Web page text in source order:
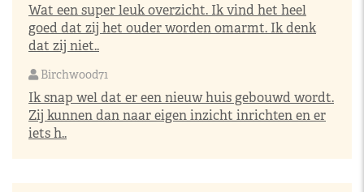
Wat een super leuk overzicht. Ik vind het heel
goed dat zij het ouder worden omarmt. Ik denk
dat zij niet..
Birchwood71
Ik snap wel dat er een nieuw huis gebouwd wordt.
Zij kunnen dan naar eigen inzicht inrichten en er
iets h..